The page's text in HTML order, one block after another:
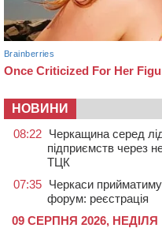
НОВИНИ
08:22 Черкащина серед
підприємств через
ТЦК
07:35 Черкаси
форум: реєстрація
09 СЕРПНЯ 2026, НЕДІЛЯ